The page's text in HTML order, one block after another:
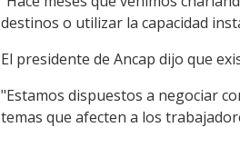
destinos o utilizar la capacidad
El presidente de Ancap dijo que
"Estamos dispuestos a negociar
temas que afecten a los